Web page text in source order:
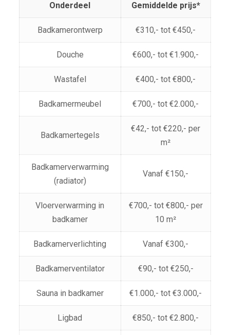
Onderdeel Gemiddelde prijs*
Badkamerontwerp €310,- tot €450,-
Douche €600,- tot €1.900,-
Wastafel €400,- tot €800,-
Badkamermeubel €700,- tot €2.000,-
Badkamertegels
€42,- tot €220,- per
m²
Badkamerverwarming
(radiator)
Vanaf €150,-
Vloerverwarming in
badkamer
€700,- tot €800,- per
10 m²
Badkamerverlichting Vanaf €300,-
Badkamerventilator €90,- tot €250,-
Sauna in badkamer €1.000,- tot €3.000,-
Ligbad €850,- tot €2.800,-